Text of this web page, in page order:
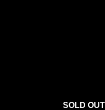
SOLD OUT